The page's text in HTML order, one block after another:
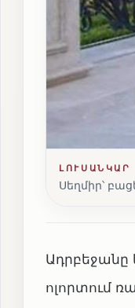
ԼՈՒՍԱՆԿԱՐ
Սեղմիր՝
Ադրբեջանը
ոլորտում